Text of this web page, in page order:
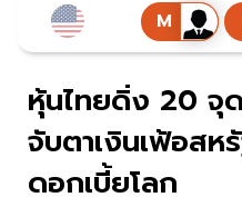
หุ้นไทยดิ่ง 20 จุ
จับตาเงินเฟ้อสห
ดอกเบี้ยโลก